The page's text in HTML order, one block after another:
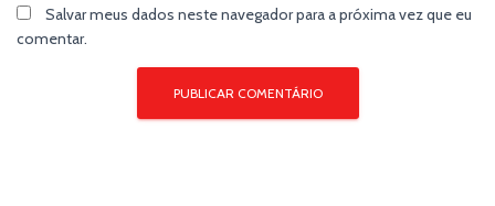
Salvar meus dados neste navegador para a próxima vez que eu
comentar.